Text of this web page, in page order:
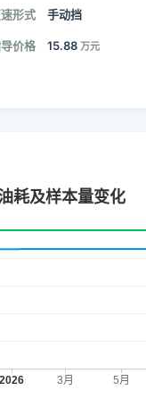
形式 手动挡
价格 15.88 万元